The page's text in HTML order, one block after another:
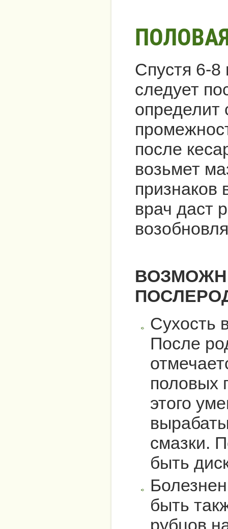
Спустя 6-
следует
определит
после
возьмет
признаков
врач даст
Сухость
После
половых
этого
смазки.
быть
быть
рубцов